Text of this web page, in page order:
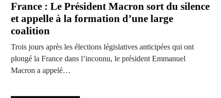
France : Le Président Macron sort du silence
et appelle à la formation d’une large
coalition
Trois jours après les élections législatives anticipées qui ont
plongé la France dans l’inconnu, le président Emmanuel
Macron a appelé…